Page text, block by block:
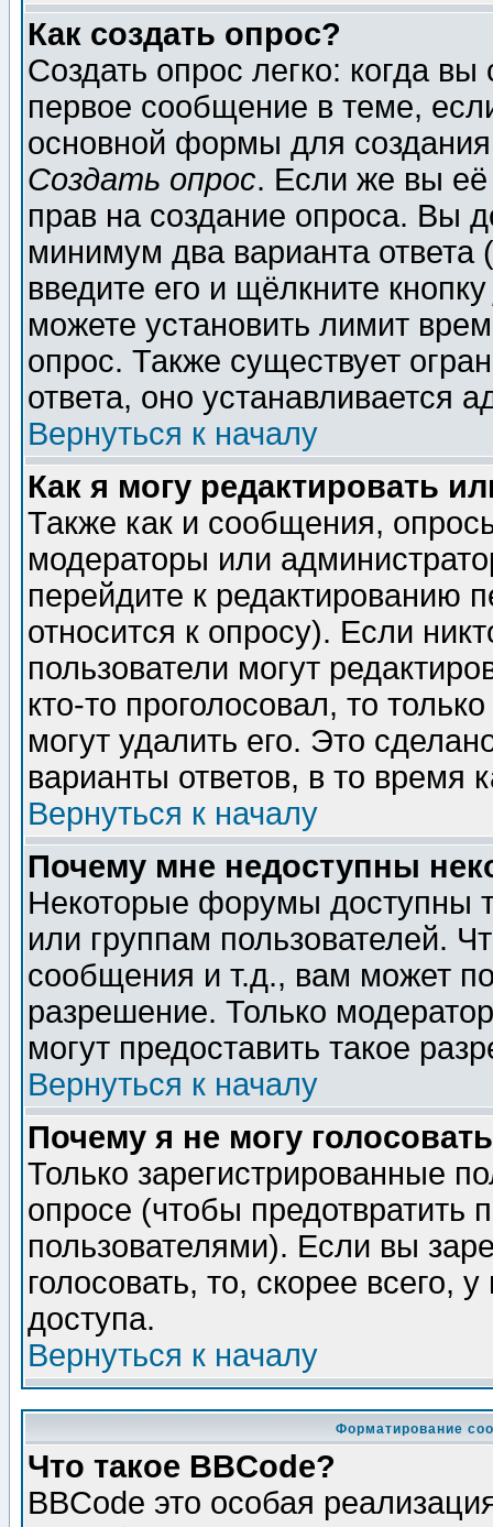
Как создать опрос?
Создать опрос легко: когда
первое сообщение в теме,
основной формы для
Создать опрос. Если же вы её
прав на создание опроса. Вы
минимум два варианта ответа
введите его и щёлкните
можете установить лимит
опрос. Также существует
ответа, оно устанавливается
Вернуться к началу
Как я могу редактировать
Также как и сообщения,
модераторы или
перейдите к редактированию
относится к опросу). Если
пользователи могут
кто-то проголосовал, то
могут удалить его. Это
варианты ответов, в то время
Вернуться к началу
Почему мне недоступны
Некоторые форумы доступны
или группам пользователей.
сообщения и т.д., вам может
разрешение. Только
могут предоставить такое
Вернуться к началу
Почему я не могу
Только зарегистрированные
опросе (чтобы предотвратить
пользователями). Если вы
голосовать, то, скорее всего,
доступа.
Вернуться к началу
Форматирование
Что такое BBCode?
BBCode это особая